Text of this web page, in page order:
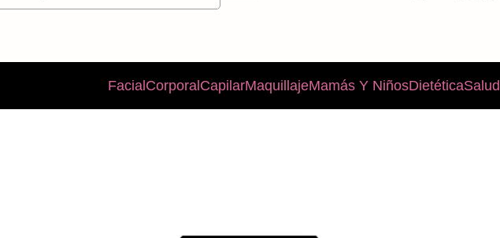
FacialCorporalCapilarMaquillajeMamás Y NiñosDietéticaSalud